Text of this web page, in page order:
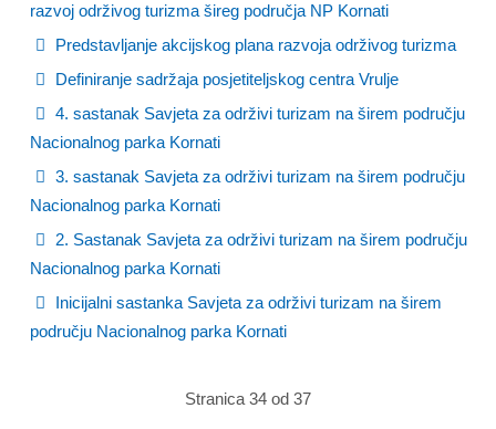
razvoj održivog turizma šireg područja NP Kornati
Predstavljanje akcijskog plana razvoja održivog turizma
Definiranje sadržaja posjetiteljskog centra Vrulje
4. sastanak Savjeta za održivi turizam na širem području
Nacionalnog parka Kornati
3. sastanak Savjeta za održivi turizam na širem području
Nacionalnog parka Kornati
2. Sastanak Savjeta za održivi turizam na širem području
Nacionalnog parka Kornati
Inicijalni sastanka Savjeta za održivi turizam na širem
području Nacionalnog parka Kornati
Stranica 34 od 37